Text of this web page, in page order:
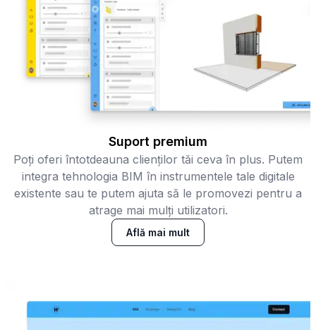
Suport premium
Poți oferi întotdeauna clienților tăi ceva în plus. Putem
integra tehnologia BIM în instrumentele tale digitale
existente sau te putem ajuta să le promovezi pentru a
atrage mai mulți utilizatori.
Află mai mult